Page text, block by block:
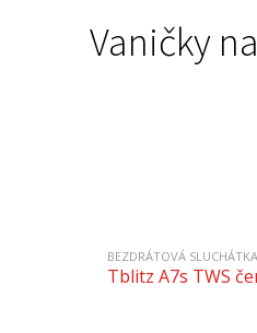
Vaničky
BEZDRÁTOVÁ
Tblitz A7s TWS